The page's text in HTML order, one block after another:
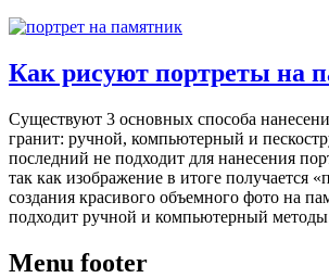
Как рисуют портреты на
Существуют 3 основных способа
гранит: ручной, компьютерный и
последний не подходит для нанесения
так как изображение в итоге получается
создания красивого объемного фото на
подходит ручной и компьютерный
Menu footer